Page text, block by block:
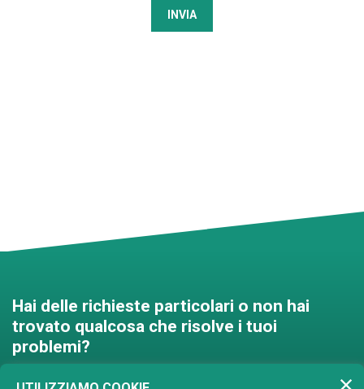
INVIA
Hai delle richieste particolari o non hai
trovato qualcosa che risolve i tuoi
problemi?